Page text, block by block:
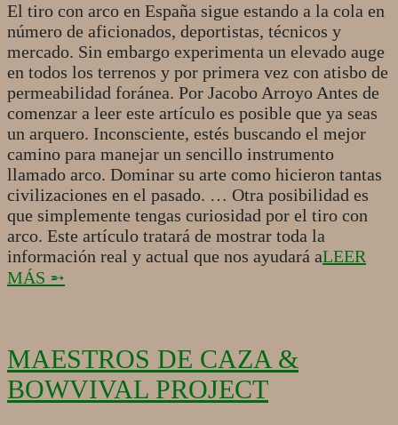
El tiro con arco en España sigue estando a la cola en
número de aficionados, deportistas, técnicos y
mercado. Sin embargo experimenta un elevado auge
en todos los terrenos y por primera vez con atisbo de
permeabilidad foránea. Por Jacobo Arroyo Antes de
comenzar a leer este artículo es posible que ya seas
un arquero. Inconsciente, estés buscando el mejor
camino para manejar un sencillo instrumento
llamado arco. Dominar su arte como hicieron tantas
civilizaciones en el pasado. … Otra posibilidad es
que simplemente tengas curiosidad por el tiro con
arco. Este artículo tratará de mostrar toda la
información real y actual que nos ayudará aLEER
MÁS ➵
MAESTROS DE CAZA &
BOWVIVAL PROJECT